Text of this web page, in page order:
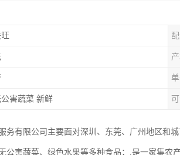
害蔬菜 新鲜
务有限公司主要面对深圳、东莞、广州地区和
公害蔬菜、绿色水果等多种食品；.是一家集农